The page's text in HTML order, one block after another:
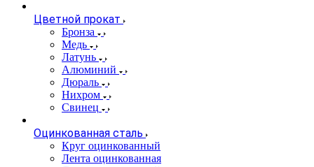
Цветной прокат
Бронза
Медь
Латунь
Алюминий
Дюраль
Нихром
Свинец
Оцинкованная сталь
Круг оцинкованный
Лента оцинкованная